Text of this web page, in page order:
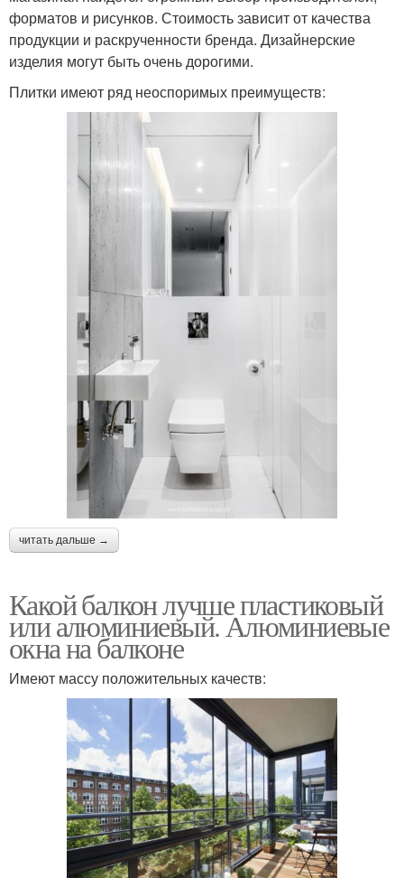
форматов и рисунков. Стоимость зависит от качества
продукции и раскрученности бренда. Дизайнерские
изделия могут быть очень дорогими.
Плитки имеют ряд неоспоримых преимуществ:
читать дальше →
Какой балкон лучше пластиковый
или алюминиевый. Алюминиевые
окна на балконе
Имеют массу положительных качеств: